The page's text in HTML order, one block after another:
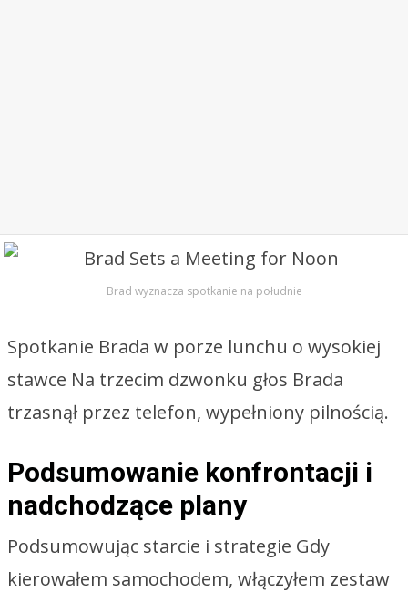
Brad wyznacza spotkanie na południe
Spotkanie Brada w porze lunchu o wysokiej
stawce Na trzecim dzwonku głos Brada
trzasnął przez telefon, wypełniony pilnością.
Podsumowanie konfrontacji i
nadchodzące plany
Podsumowując starcie i strategie Gdy
kierowałem samochodem, włączyłem zestaw